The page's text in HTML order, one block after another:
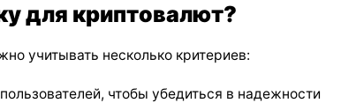
для криптовалют?
учитывать несколько критериев:
чтобы убедиться в надежности